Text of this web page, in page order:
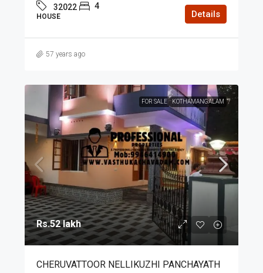
32022 4
HOUSE Details
57 years ago
FOR SALE KOTHAMANGALAM
Rs.52 lakh
CHERUVATTOOR NELLIKUZHI PANCHAYATH